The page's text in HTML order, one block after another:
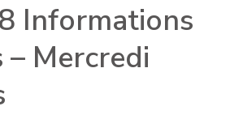
Informations
Mercredi